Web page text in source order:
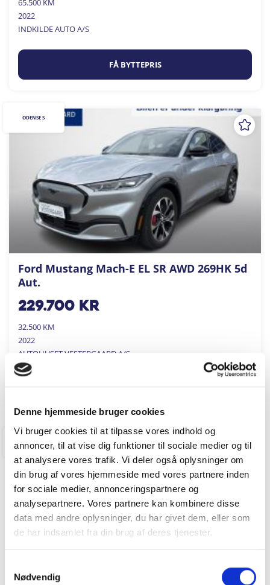
Denne hjemmeside bruger cookies
Vi bruger cookies til at tilpasse vores indhold og
annoncer, til at vise dig funktioner til sociale medier og til
at analysere vores trafik. Vi deler også oplysninger om
din brug af vores hjemmeside med vores partnere inden
for sociale medier, annonceringspartnere og
analysepartnere. Vores partnere kan kombinere disse
data med andre oplysninger, du har givet dem, eller som
de har indsamlet fra din brug af deres tjenester.
Nødvendig
65.500 KM
2022
INDKILDE AUTO A/S
FÅ BYTTEPRIS
Ford Mustang Mach-E EL SR AWD 269HK 5d
Aut.
229.700kr
32.500 KM
2022
AUTOHUSET VESTERGAARD A/S
FÅ BYTTEPRIS
ODENSE S